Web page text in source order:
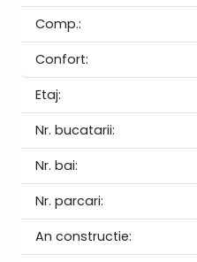
Comp.:
Confort:
Etaj:
Nr. bucatarii:
Nr. bai:
Nr. parcari:
An constructie: